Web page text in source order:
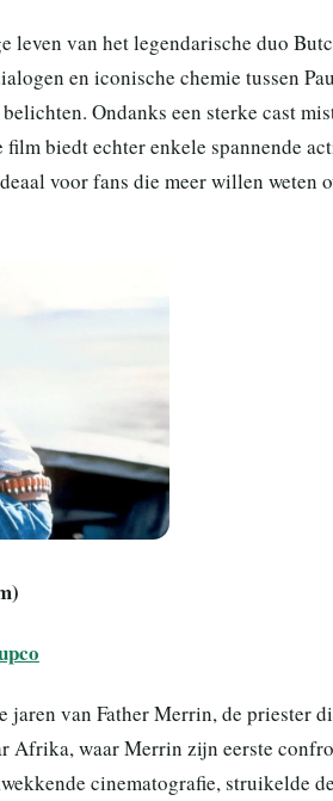
leven van het legendarische duo
en iconische chemie tussen
Ondanks een sterke cast
biedt echter enkele spannende
voor fans die meer willen weten
van Father Merrin, de priester
Afrika, waar Merrin zijn eerste
cinematografie, struikelde